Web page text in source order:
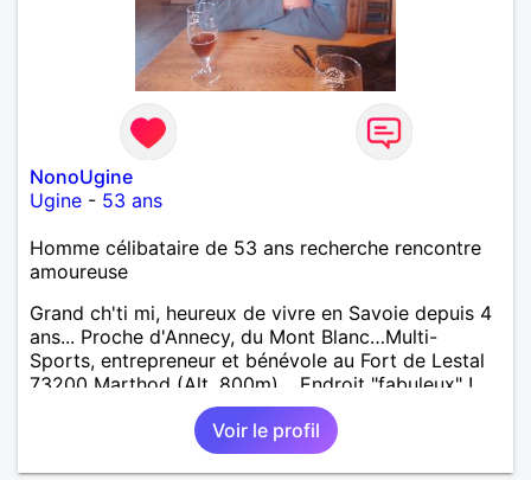
NonoUgine
Ugine - 53 ans
Homme célibataire de 53 ans recherche rencontre
amoureuse
Grand ch'ti mi, heureux de vivre en Savoie depuis 4
ans... Proche d'Annecy, du Mont Blanc…Multi-
Sports, entrepreneur et bénévole au Fort de Lestal
73200 Marthod (Alt. 800m)… Endroit "fabuleux" !…
Enquêtes et tu me trouveras !
Voir le profil